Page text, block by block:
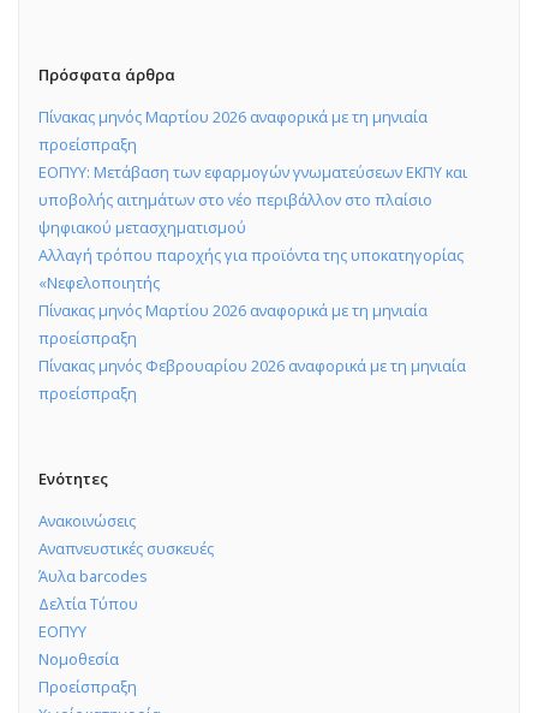
Πρόσφατα άρθρα
Πίνακας μηνός Μαρτίου 2026 αναφορικά με τη μηνιαία
προείσπραξη
ΕΟΠΥΥ: Μετάβαση των εφαρμογών γνωματεύσεων ΕΚΠΥ και
υποβολής αιτημάτων στο νέο περιβάλλον στο πλαίσιο
ψηφιακού μετασχηματισμού
Αλλαγή τρόπου παροχής για προϊόντα της υποκατηγορίας
«Νεφελοποιητής
Πίνακας μηνός Μαρτίου 2026 αναφορικά με τη μηνιαία
προείσπραξη
Πίνακας μηνός Φεβρουαρίου 2026 αναφορικά με τη μηνιαία
προείσπραξη
Ενότητες
Ανακοινώσεις
Αναπνευστικές συσκευές
Άυλα barcodes
Δελτία Τύπου
ΕΟΠΥΥ
Νομοθεσία
Προείσπραξη